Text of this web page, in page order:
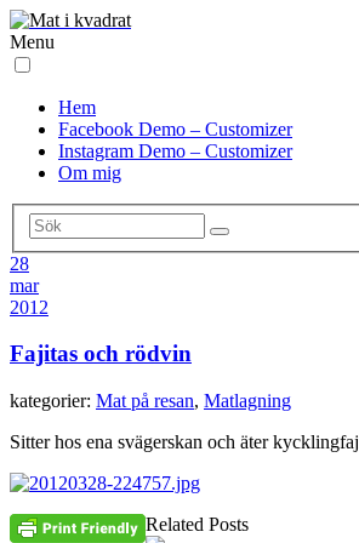
Menu
Hem
Facebook Demo – Customizer
Instagram Demo – Customizer
Om mig
28
mar
2012
Fajitas och rödvin
kategorier: Mat på resan, Matlagning
Sitter hos ena svägerskan och äter
Related Posts